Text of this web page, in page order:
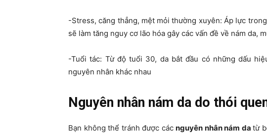
-Stress, căng thẳng, mệt mỏi thường xuyên: Áp lực
sẽ làm tăng nguy cơ lão hóa gây các vấn đề về nám da,
-Tuổi tác: Từ độ tuổi 30, da bắt đầu có những dấu
nguyên nhân khác nhau
Nguyên nhân nám da do thói
Bạn không thể tránh được cácnguyên nhân nám datừ